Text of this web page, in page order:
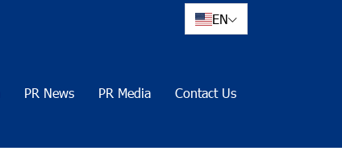
EN
PR News PR Media Contact Us